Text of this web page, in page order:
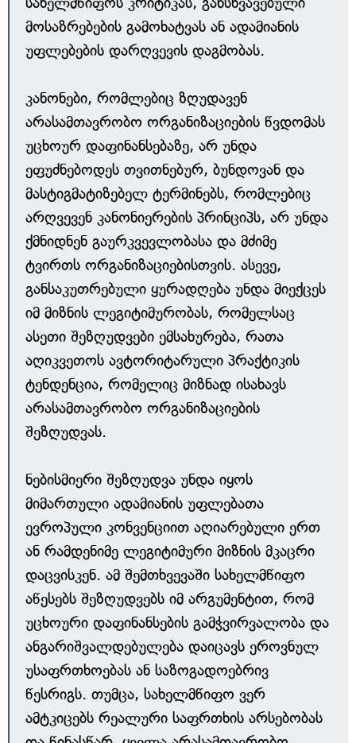
მოსაზრებების გამოხატვას ან ადამიანის
უფლებების დარღვევის დაგმობას.
კანონები, რომლებიც ზღუდავენ
არასამთავრობო ორგანიზაციების წვდომას
უცხოურ დაფინანსებაზე, არ უნდა
ეფუძნებოდეს თვითნებურ, ბუნდოვან და
მასტიგმატიზებელ ტერმინებს, რომლებიც
არღვევენ კანონიერების პრინციპს, არ უნდა
ქმნიდნენ გაურკვევლობასა და მძიმე
ტვირთს ორგანიზაციებისთვის. ასევე,
განსაკუთრებული ყურადღება უნდა მიექცეს
იმ მიზნის ლეგიტიმურობას, რომელსაც
ასეთი შეზღუდვები ემსახურება, რათა
აღიკვეთოს ავტორიტარული პრაქტიკის
ტენდენცია, რომელიც მიზნად ისახავს
არასამთავრობო ორგანიზაციების
შეზღუდვას.
ნებისმიერი შეზღუდვა უნდა იყოს
მიმართული ადამიანის უფლებათა
ევროპული კონვენციით აღიარებული ერთ
ან რამდენიმე ლეგიტიმური მიზნის მკაცრი
დაცვისკენ. ამ შემთხვევაში სახელმწიფო
აწესებს შეზღუდვებს იმ არგუმენტით, რომ
უცხოური დაფინანსების გამჭვირვალობა და
ანგარიშვალდებულება დაიცავს ეროვნულ
უსაფრთხოებას ან საზოგადოებრივ
წესრიგს. თუმცა, სახელმწიფო ვერ
ამტკიცებს რეალური საფრთხის არსებობას